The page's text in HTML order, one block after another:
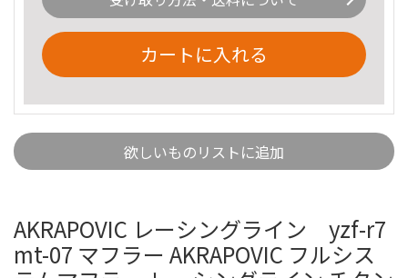
カートに入れる
欲しいものリストに追加
AKRAPOVIC レーシングライン yzf-r7
mt-07 マフラー AKRAPOVIC フルシス